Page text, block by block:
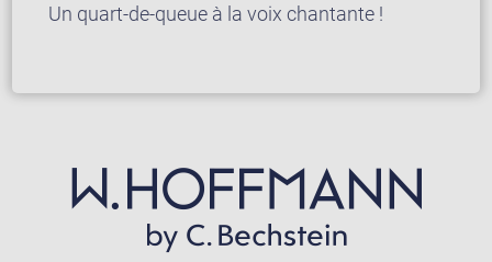
Un quart-de-queue à la voix chantante !